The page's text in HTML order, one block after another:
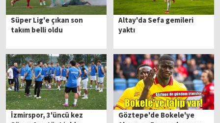
Süper Lig'e çıkan son
takım belli oldu
Altay'da Sefa gemileri
yaktı
İzmirspor, 3'üncü kez
Göztepe'de Bokele'ye